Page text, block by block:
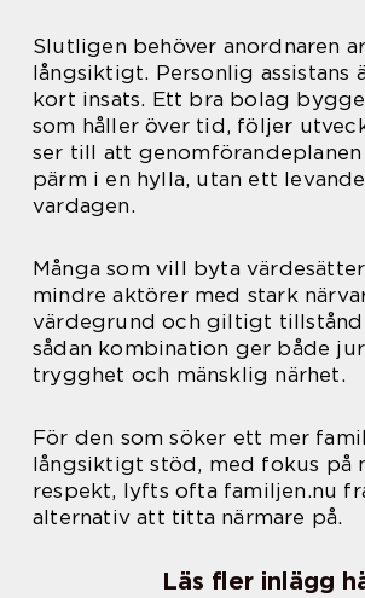
Slutligen behöver anordnaren
långsiktigt. Personlig assistans
kort insats. Ett bra bolag
som håller över tid, följer
ser till att
pärm i en hylla, utan ett
vardagen.
Många som vill byta
mindre aktörer med stark
värdegrund och giltigt tillstånd
sådan kombination ger både
trygghet och mänsklig närhet.
För den som söker ett mer
långsiktigt stöd, med fokus på
respekt, lyfts ofta familjen.nu
alternativ att titta närmare på.
Läs fler inlägg